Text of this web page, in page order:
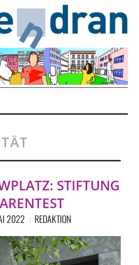
STIFTUNG
2022 REDAKTION